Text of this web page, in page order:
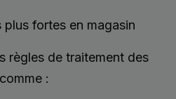
plus fortes en magasin
règles de traitement des
: